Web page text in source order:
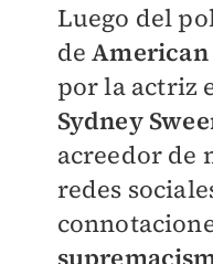
Luego del
deAmerican
por la actriz
Sydney
acreedor de
redes